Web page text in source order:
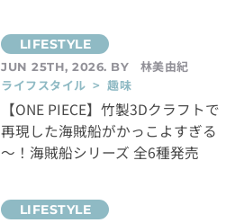
JUN 25TH, 2026. BY
林美由紀
ライフスタイル > 趣味
【ONE PIECE】竹製3Dクラフトで
再現した海賊船がかっこよすぎる
～！海賊船シリーズ 全6種発売